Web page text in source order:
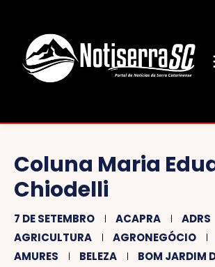
Coluna Maria
Chiodelli
7 DE SETEMBRO ACAPRA
ADRS
AGRICULTURA
AGRONEGÓCIO
AMURES
BELEZA
BOM JARDIM